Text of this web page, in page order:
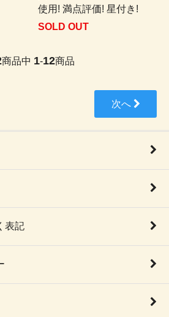
使用! 満点評価! 星付き!
SOLD OUT
商品中 1-12商品
次へ
表記